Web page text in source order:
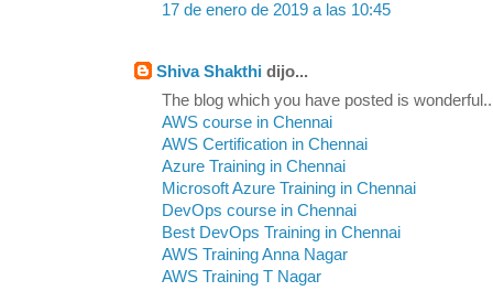
17 de enero de 2019 a las 10:45
Shiva Shakthi dijo...
The blog which you have posted is
AWS course in Chennai
AWS Certification in Chennai
Azure Training in Chennai
Microsoft Azure Training in Chennai
DevOps course in Chennai
Best DevOps Training in Chennai
AWS Training Anna Nagar
AWS Training T Nagar